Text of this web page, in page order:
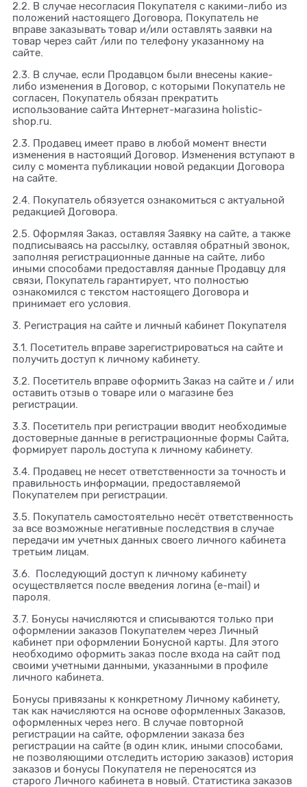
2.2. В случае несогласия Покупателя с какими-либо из
положений настоящего Договора, Покупатель не
вправе заказывать товар и/или оставлять заявки на
товар через сайт /или по телефону указанному на
сайте.
2.3. В случае, если Продавцом были внесены какие-
либо изменения в Договор, с которыми Покупатель не
согласен, Покупатель обязан прекратить
использование сайта Интернет-магазина holistic-
shop.ru.
2.3. Продавец имеет право в любой момент внести
изменения в настоящий Договор. Изменения вступают в
силу с момента публикации новой редакции Договора
на сайте.
2.4. Покупатель обязуется ознакомиться с актуальной
редакцией Договора.
2.5. Оформляя Заказ, оставляя Заявку на сайте, а также
подписываясь на рассылку, оставляя обратный звонок,
заполняя регистрационные данные на сайте, либо
иными способами предоставляя данные Продавцу для
связи, Покупатель гарантирует, что полностью
ознакомился с текстом настоящего Договора и
принимает его условия.
3. Регистрация на сайте и личный кабинет Покупателя
3.1. Посетитель вправе зарегистрироваться на сайте и
получить доступ к личному кабинету.
3.2. Посетитель вправе оформить Заказ на сайте и / или
оставить отзыв о товаре или о магазине без
регистрации.
3.3. Посетитель при регистрации вводит необходимые
достоверные данные в регистрационные формы Сайта,
формирует пароль доступа к личному кабинету.
3.4. Продавец не несет ответственности за точность и
правильность информации, предоставляемой
Покупателем при регистрации.
3.5. Покупатель самостоятельно несёт ответственность
за все возможные негативные последствия в случае
передачи им учетных данных своего личного кабинета
третьим лицам.
3.6. Последующий доступ к личному кабинету
осуществляется после введения логина (e-mail) и
пароля.
3.7. Бонусы начисляются и списываются только при
оформлении заказов Покупателем через Личный
кабинет при оформлении Бонусной карты. Для этого
необходимо оформить заказ после входа на сайт под
своими учетными данными, указанными в профиле
личного кабинета.
Бонусы привязаны к конкретному Личному кабинету,
так как начисляются на основе оформленных Заказов,
оформленных через него. В случае повторной
регистрации на сайте, оформлении заказа без
регистрации на сайте (в один клик, иными способами,
не позволяющими отследить историю заказов) история
заказов и бонусы Покупателя не переносятся из
старого Личного кабинета в новый. Статистика заказов